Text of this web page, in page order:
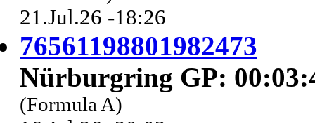
21.Jul.26 -18:26
76561198801982473
Nürburgring GP:
(Formula A)